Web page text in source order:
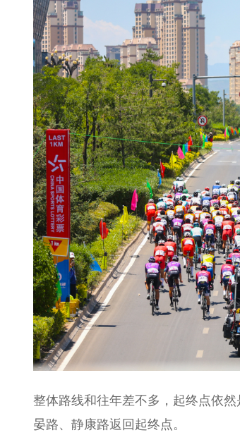
整体路线和往年差不多，起终点依
晏路、静康路返回起终点。